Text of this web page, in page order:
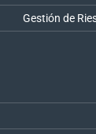
Gestión de